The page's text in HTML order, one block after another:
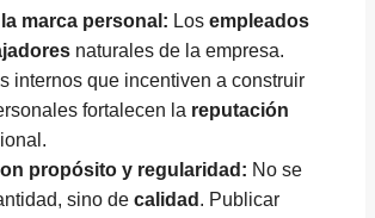
marca personal: Los empleados
naturales de la empresa.
internos que incentiven a construir
fortalecen la reputación
propósito y regularidad: No se
sino de calidad . Publicar